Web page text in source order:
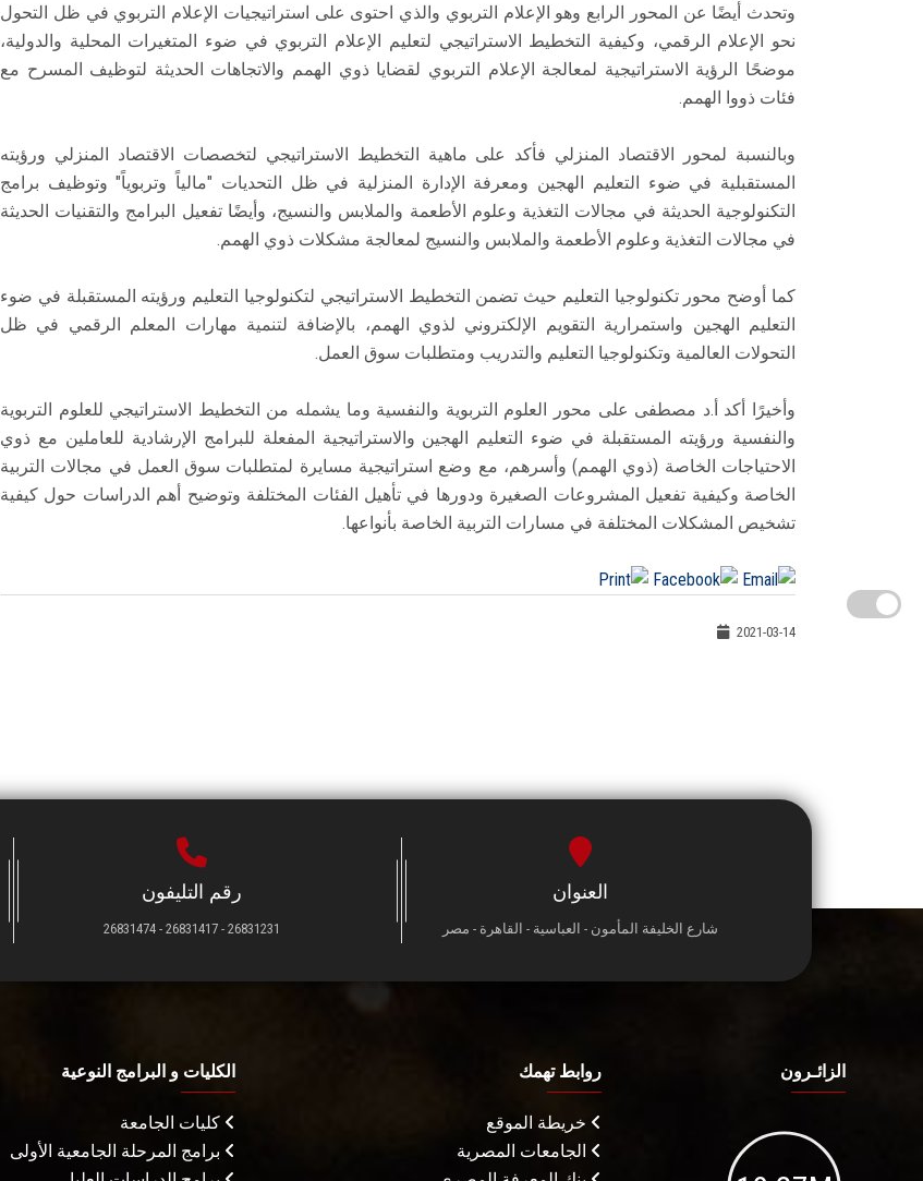
وتحدث أيضًا عن المحور الرابع وهو الإعلام التربوي والذي احتوى على استراتيجيات الإعلام التربوي في ظل التحول
نحو الإعلام الرقمي، وكيفية التخطيط الاستراتيجي لتعليم الإعلام التربوي في ضوء المتغيرات المحلية والدولية،
موضحًا الرؤية الاستراتيجية لمعالجة الإعلام التربوي لقضايا ذوي الهمم والاتجاهات الحديثة لتوظيف المسرح مع
فئات ذووا الهمم.
وبالنسبة لمحور الاقتصاد المنزلي فأكد على ماهية التخطيط الاستراتيجي لتخصصات الاقتصاد المنزلي ورؤيته
المستقبلية في ضوء التعليم الهجين ومعرفة الإدارة المنزلية في ظل التحديات "مالياً وتربوياً" وتوظيف برامج
التكنولوجية الحديثة في مجالات التغذية وعلوم الأطعمة والملابس والنسيج، وأيضًا تفعيل البرامج والتقنيات الحديثة
في مجالات التغذية وعلوم الأطعمة والملابس والنسيج لمعالجة مشكلات ذوي الهمم.
كما أوضح محور تكنولوجيا التعليم حيث تضمن التخطيط الاستراتيجي لتكنولوجيا التعليم ورؤيته المستقبلة في ضوء
التعليم الهجين واستمرارية التقويم الإلكتروني لذوي الهمم، بالإضافة لتنمية مهارات المعلم الرقمي في ظل
التحولات العالمية وتكنولوجيا التعليم والتدريب ومتطلبات سوق العمل.
وأخيرًا أكد أ.د مصطفى على محور العلوم التربوية والنفسية وما يشمله من التخطيط الاستراتيجي للعلوم التربوية
والنفسية ورؤيته المستقبلة في ضوء التعليم الهجين والاستراتيجية المفعلة للبرامج الإرشادية للعاملين مع ذوي
الاحتياجات الخاصة (ذوي الهمم) وأسرهم، مع وضع استراتيجية مسايرة لمتطلبات سوق العمل في مجالات التربية
الخاصة وكيفية تفعيل المشروعات الصغيرة ودورها في تأهيل الفئات المختلفة وتوضيح أهم الدراسات حول كيفية
تشخيص المشكلات المختلفة في مسارات التربية الخاصة بأنواعها.
2021-03-14
العنوان
شارع الخليفة المأمون - العباسية - القاهرة - مصر
رقم التليفون
26831231 - 26831417 - 26831474
الزائـرون روابط تهمك
خريطة الموقع
الجامعات المصرية
الكليات و البرامج النوعية
كليات الجامعة
برامج المرحلة الجامعية الأولى